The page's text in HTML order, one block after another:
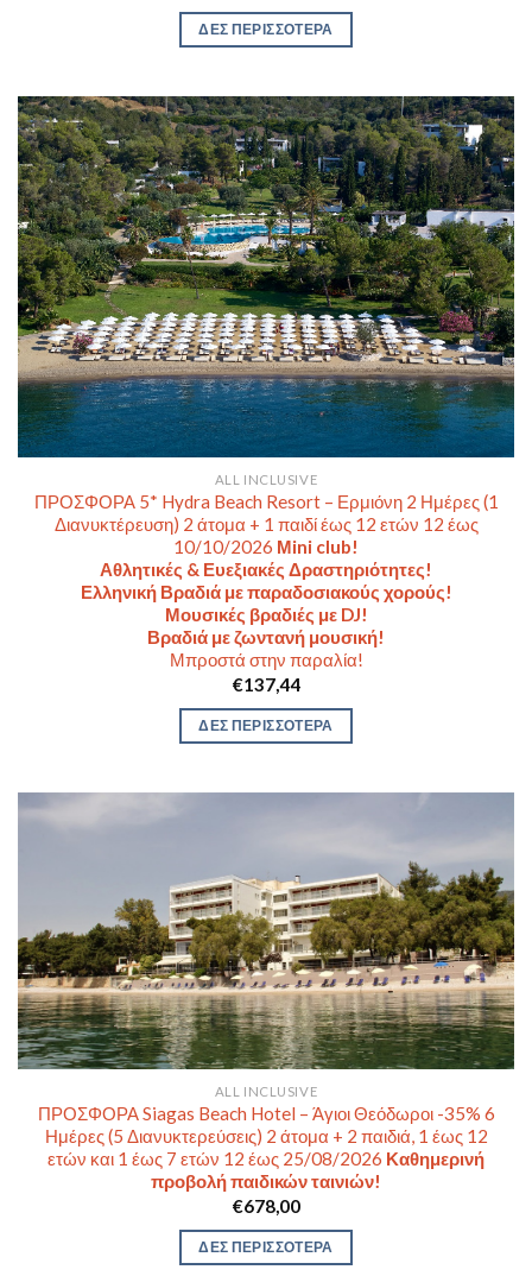
ΔΕΣ ΠΕΡΙΣΣΟΤΕΡΑ
ALL INCLUSIVE
ΠΡΟΣΦΟΡΑ 5* Hydra Beach Resort – Ερμιόνη 2 Ημέρες (1
Διανυκτέρευση) 2 άτομα + 1 παιδί έως 12 ετών 12 έως
10/10/2026 Μini club!
Αθλητικές & Ευεξιακές Δραστηριότητες!
Ελληνική Βραδιά με παραδοσιακούς χορούς!
Μουσικές βραδιές με DJ!
Βραδιά με ζωντανή μουσική!
Μπροστά στην παραλία!
€137,44
ΔΕΣ ΠΕΡΙΣΣΟΤΕΡΑ
ALL INCLUSIVE
ΠΡΟΣΦΟΡΑ Siagas Beach Hotel – Άγιοι Θεόδωροι -35% 6
Ημέρες (5 Διανυκτερεύσεις) 2 άτομα + 2 παιδιά, 1 έως 12
ετών και 1 έως 7 ετών 12 έως 25/08/2026 Καθημερινή
προβολή παιδικών ταινιών!
€678,00
ΔΕΣ ΠΕΡΙΣΣΟΤΕΡΑ